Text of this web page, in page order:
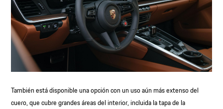
También está disponible una opción con un uso aún más extenso del
cuero, que cubre grandes áreas del interior, incluida la tapa de la